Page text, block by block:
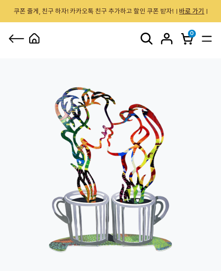
쿠폰 줄게, 친구 하자! 카카오톡 친구 추가하고 할인 쿠폰 받자! 바로 가기
0